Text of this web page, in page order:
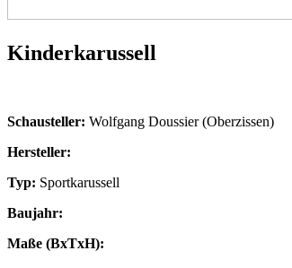
Kinderkarussell
Schausteller: Wolfgang Doussier (Oberzissen)
Hersteller:
Typ: Sportkarussell
Baujahr:
Maße (BxTxH):